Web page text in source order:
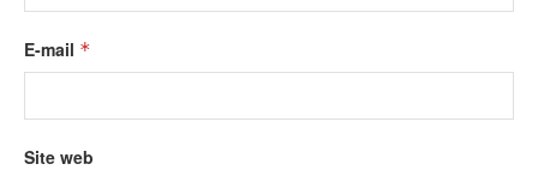
E-mail *
Site web